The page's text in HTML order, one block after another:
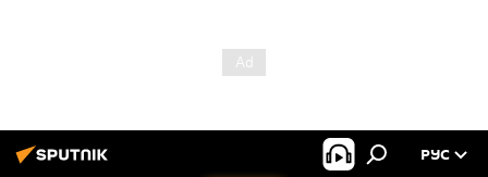
РУС